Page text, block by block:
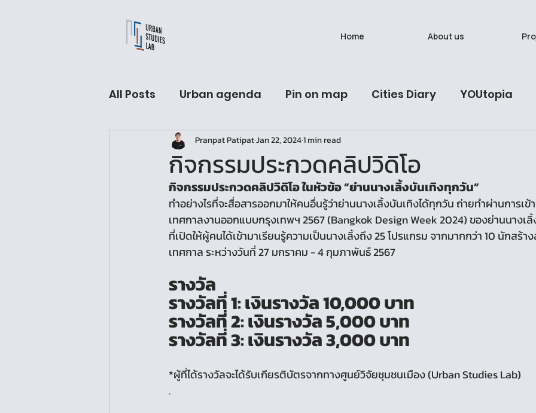
Home About us
All Posts Urban agenda Pin on map Cities Diary YOUtopia
USL Fellow hall Archives Latest Post
Urban Sleeping lab วรรณวาน (Onewas) Ban Bat: A Living Breath
กิจกรรมประกวดคลิปวิดิโอ
Pranpat PatipatJan 22, 20241 min read
กิจกรรมประกวดคลิปวิดิโอ ในหัวข้อ “ย่านนางเลิ้งบันเทิงทุกวัน”
ทำอย่างไรที่จะสื่อสารออกมาให้คนอื่นรู้ว่าย่านนางเลิ้งบันเทิงได้ทุกวัน ถ่ายทำผ่านการเข้
เทศกาลงานออกแบบกรุงเทพฯ 2567 (Bangkok Design Week 2024) ของย่านนางเ
ที่เปิดให้ผู้คนได้เข้ามาเรียนรู้ความเป็นนางเลิ้งถึง 25 โปรแกรม จากมากกว่า 10 นักสร้
เทศกาล ระหว่างวันที่ 27 มกราคม - 4 กุมภาพันธ์ 2567
รางวัล
รางวัลที่ 1: เงินรางวัล 10,000 บาท
รางวัลที่ 2: เงินรางวัล 5,000 บาท
รางวัลที่ 3: เงินรางวัล 3,000 บาท
*ผู้ที่ได้รางวัลจะได้รับเกียรติบัตรจากทางศูนย์วิจัยชุมชนเมือง (Urban Studies Lab)
.